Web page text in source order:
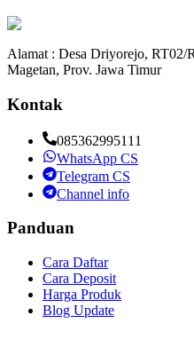
Alamat : Desa Driyorejo,
Magetan, Prov. Jawa Timur
Kontak
085362995111
WhatsApp CS
Telegram CS
Channel info
Panduan
Cara Daftar
Cara Deposit
Harga Produk
Blog Update